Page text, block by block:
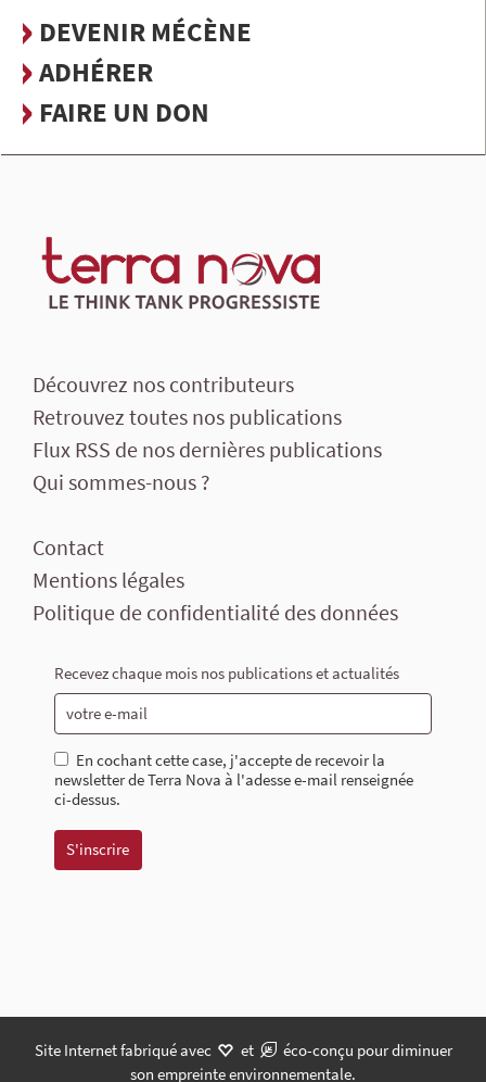
DEVENIR MÉCÈNE
ADHÉRER
FAIRE UN DON
Découvrez nos contributeurs
Retrouvez toutes nos publications
Flux RSS de nos dernières publications
Qui sommes-nous ?
Contact
Mentions légales
Politique de confidentialité des données
Recevez chaque mois nos publications et actualités
En cochant cette case, j'accepte de recevoir la
newsletter de Terra Nova à l'adesse e-mail renseignée
ci-dessus.
Site Internet fabriqué avec et
éco-conçu pour diminuer
son empreinte environnementale.